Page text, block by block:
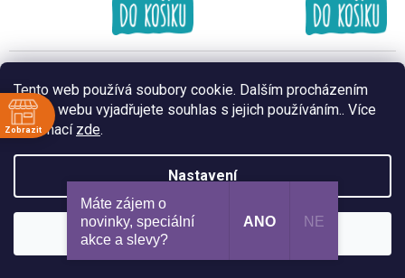
Tento web používá soubory cookie. Dalším procházením
tohoto webu vyjadřujete souhlas s jejich používáním.. Více
informací zde.
Nastavení
Souhlasím
Edding Permanent mini
marker 4 set4 barvy
Skladem(1 ks)
Schneider Maxx 130
Černá
Momentálně nedostupné
Zobrazit
Máte zájem o
novinky, speciální
akce a slevy?​
ANO NE